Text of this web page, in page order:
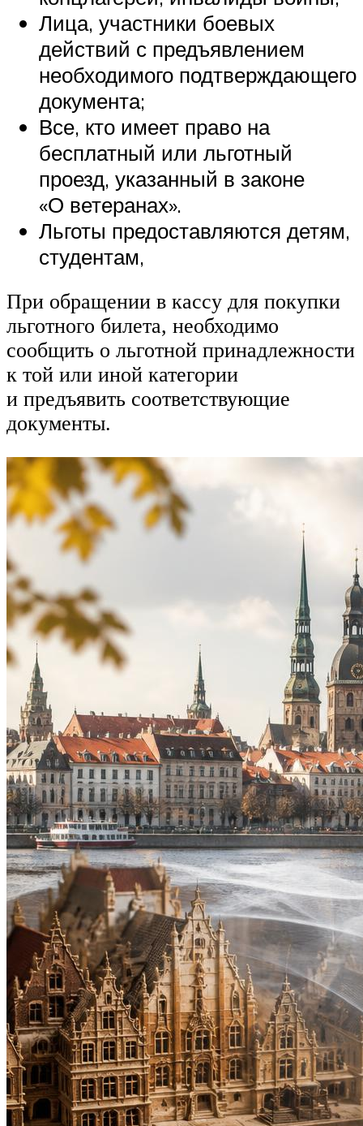
Лица, участники боевых
действий с предъявлением
необходимого подтверждающего
документа;
Все, кто имеет право на
бесплатный или льготный
проезд, указанный в законе
«О ветеранах».
Льготы предоставляются детям,
студентам,
При обращении в кассу для покупки
льготного билета, необходимо
сообщить о льготной принадлежности
к той или иной категории
и предъявить соответствующие
документы.